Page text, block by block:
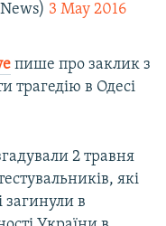
3 May 2016
пише про заклик з
трагедію в Одесі
2 травня
які
загинули в